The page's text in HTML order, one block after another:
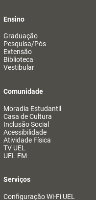
Ensino
Graduação
Pesquisa/Pós
Extensão
Biblioteca
Vestibular
Comunidade
Moradia Estudantil
Casa de Cultura
Inclusão Social
Acessibilidade
Atividade Física
TV UEL
UEL FM
Serviços
Configuração Wi-Fi UEL